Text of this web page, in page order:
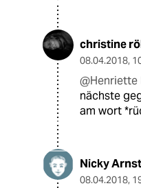
christine
08.04.2018,
@Henriette
nächste
am wort
Nicky
08.04.2018,